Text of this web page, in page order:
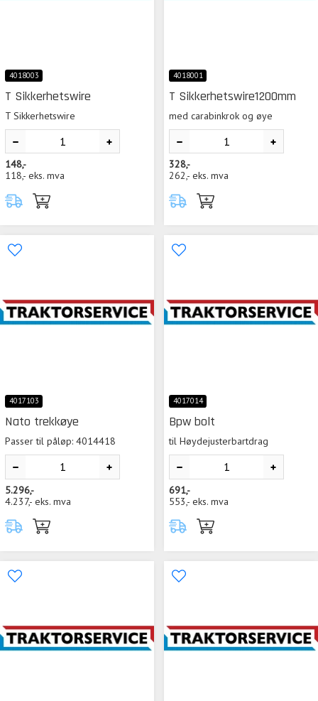
4018003
T Sikkerhetswire
T Sikkerhetswire
148,-
118,- eks. mva
4018001
T Sikkerhetswire1200mm
med carabinkrok og øye
328,-
262,- eks. mva
4017103
Nato trekkøye
Passer til påløp: 4014418
5.296,-
4.237,- eks. mva
4017014
Bpw bolt
til Høydejusterbartdrag
691,-
553,- eks. mva